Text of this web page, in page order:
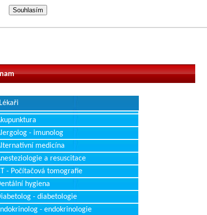
Lékaři
- imunolog
medicína
a resuscitace
- Počítačová tomografie
hygiena
- diabetologie
- endokrinologie